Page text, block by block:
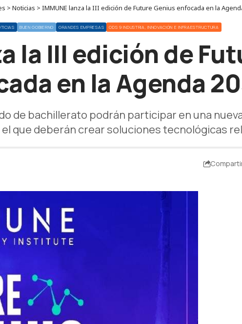
> Noticias > IMMUNE lanza la III edición de Future Genius enfocada en la
BUEN GOBIERNO GRANDES EMPRESAS ODS 9 INDUSTRIA, INNOVACIÓN E INFRAESTRUCTURA
la III edición de
en la Agenda
de bachillerato podrán participar en una
que deberán crear soluciones tecnológicas